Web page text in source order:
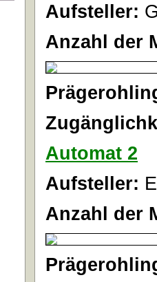
Aufsteller:
Anzahl der
Automat 2
Aufsteller:
Anzahl der